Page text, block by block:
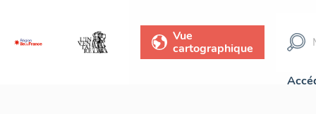
Vue
cartographique